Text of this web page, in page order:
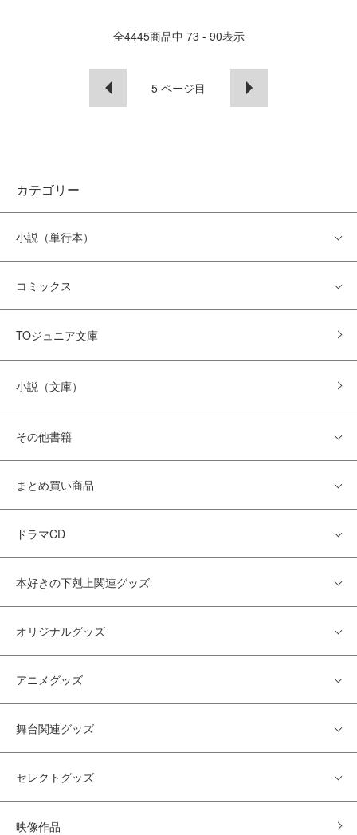
全4445商品中 73 - 90表示
5 ページ目
カテゴリー
小説（単行本）
コミックス
TOジュニア文庫
小説（文庫）
その他書籍
まとめ買い商品
ドラマCD
本好きの下剋上関連グッズ
オリジナルグッズ
アニメグッズ
舞台関連グッズ
セレクトグッズ
映像作品